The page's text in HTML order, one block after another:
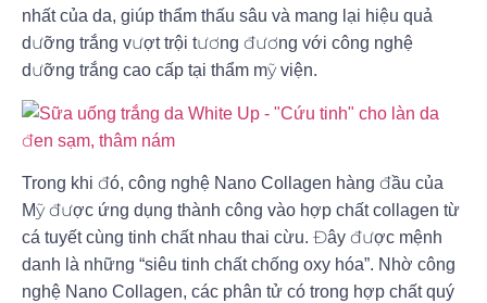
nhất của da, giúp thẩm thấu sâu và mang lại hiệu quả
dưỡng trắng vượt trội tương đương với công nghệ
dưỡng trắng cao cấp tại thẩm mỹ viện.
Trong khi đó, công nghệ Nano Collagen hàng đầu của
Mỹ được ứng dụng thành công vào hợp chất collagen từ
cá tuyết cùng tinh chất nhau thai cừu. Đây được mệnh
danh là những “siêu tinh chất chống oxy hóa”. Nhờ công
nghệ Nano Collagen, các phân tử có trong hợp chất quý